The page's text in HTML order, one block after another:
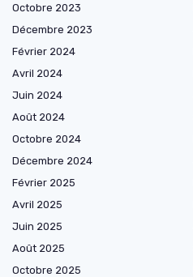
Octobre 2023
Décembre 2023
Février 2024
Avril 2024
Juin 2024
Août 2024
Octobre 2024
Décembre 2024
Février 2025
Avril 2025
Juin 2025
Août 2025
Octobre 2025